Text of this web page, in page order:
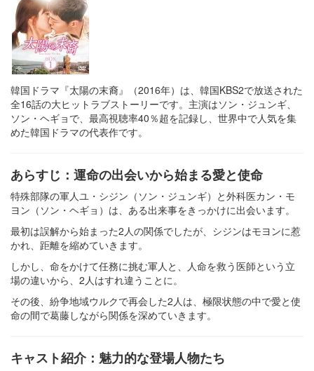
韓国ドラマ『太陽の末裔』（2016年）は、韓国KBS2で放送された
全16話の大ヒットラブストーリーです。主演はソン・ジュンギ、
ソン・ヘギョで、最高視聴率40％超を記録し、世界中で人気を集
めた韓国ドラマの代表作です。
あらすじ：運命の出会いから始まる愛と使命
特殊部隊の軍人ユ・シジン（ソン・ジュンギ）と外科医カン・モ
ヨン（ソン・ヘギョ）は、ある出来事をきっかけに出会います。
最初は誤解から始まった2人の関係でしたが、シジンはモヨンに惹
かれ、距離を縮めていきます。
しかし、命をかけて任務に挑む軍人と、人命を救う医師という立
場の違いから、2人はすれ違うことに。
その後、紛争地域ウルクで再会した2人は、極限状態の中で愛と使
命の間で葛藤しながら関係を深めていきます。
キャスト紹介：魅力的な登場人物たち